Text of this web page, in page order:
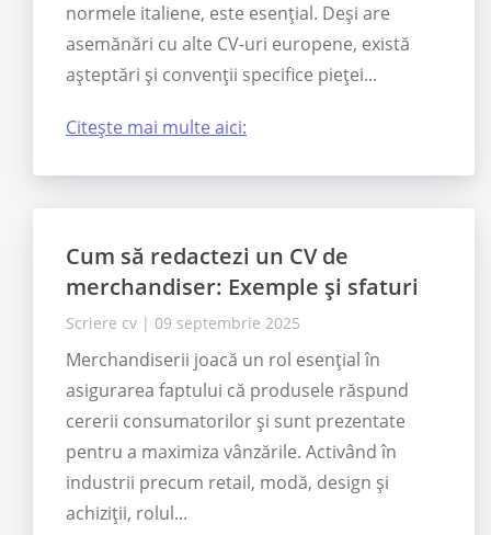
normele italiene, este esențial. Deși are
asemănări cu alte CV-uri europene, există
așteptări și convenții specifice pieței...
Citește mai multe aici:
Cum să redactezi un CV de
merchandiser: Exemple și sfaturi
Scriere cv | 09 septembrie 2025
Merchandiserii joacă un rol esențial în
asigurarea faptului că produsele răspund
cererii consumatorilor și sunt prezentate
pentru a maximiza vânzările. Activând în
industrii precum retail, modă, design și
achiziții, rolul...